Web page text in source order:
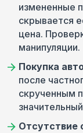
измененные
скрывается
цена.
манипуляции.
Покупка
после
скрученным
Отсутствие